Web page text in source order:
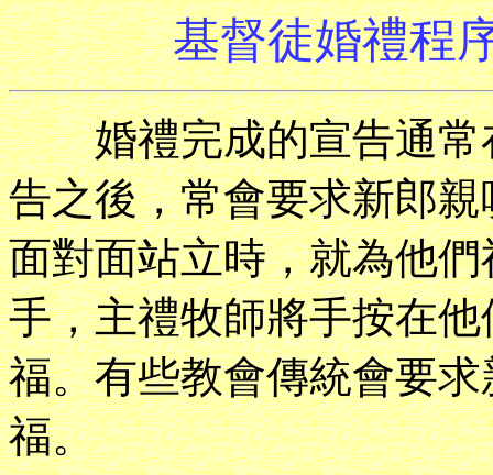
基督徒婚禮程
婚禮完成的宣告通常
告之後，常會要求新郎
面對面站立時，就為他
手，主禮牧師將手按在
福。有些教會傳統會要
福。